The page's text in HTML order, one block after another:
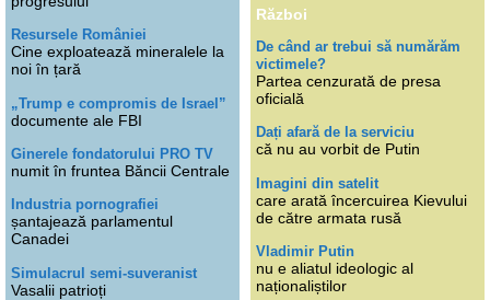
Resursele României
Cine exploatează mineralele la
noi în țară
„Trump e compromis de Israel”
documente ale FBI
Ginerele fondatorului PRO TV
numit în fruntea Băncii Centrale
Industria pornografiei
șantajează parlamentul
Canadei
Simulacrul semi-suveranist
Vasalii patrioți
Război
De când ar trebui să numărăm
victimele?
Partea cenzurată de presa
oficială
Dați afară de la serviciu
că nu au vorbit de Putin
Imagini din satelit
care arată încercuirea Kievului
de către armata rusă
Vladimir Putin
nu e aliatul ideologic al
naționaliștilor